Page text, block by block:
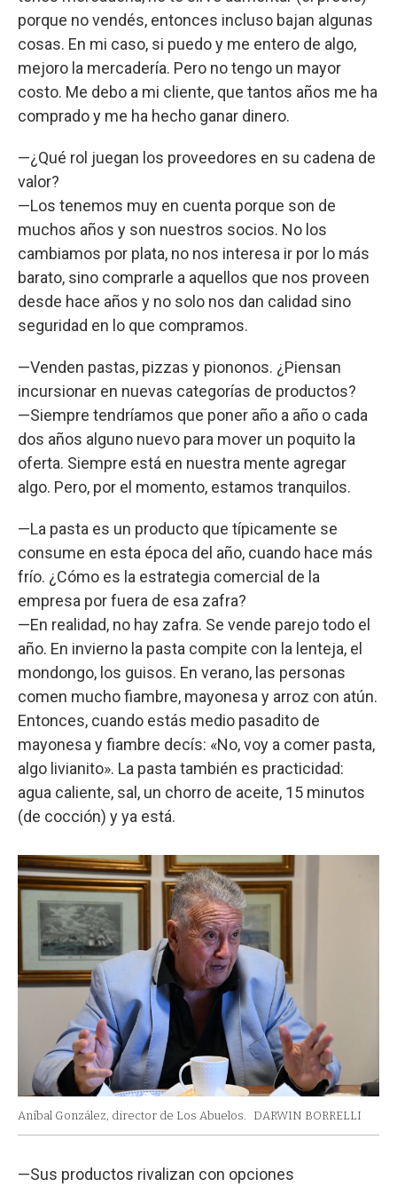
porque no vendés, entonces incluso bajan algunas
cosas. En mi caso, si puedo y me entero de algo,
mejoro la mercadería. Pero no tengo un mayor
costo. Me debo a mi cliente, que tantos años me ha
comprado y me ha hecho ganar dinero.
—¿Qué rol juegan los proveedores en su cadena de
valor?
—Los tenemos muy en cuenta porque son de
muchos años y son nuestros socios. No los
cambiamos por plata, no nos interesa ir por lo más
barato, sino comprarle a aquellos que nos proveen
desde hace años y no solo nos dan calidad sino
seguridad en lo que compramos.
—Venden pastas, pizzas y piononos. ¿Piensan
incursionar en nuevas categorías de productos?
—Siempre tendríamos que poner año a año o cada
dos años alguno nuevo para mover un poquito la
oferta. Siempre está en nuestra mente agregar
algo. Pero, por el momento, estamos tranquilos.
—La pasta es un producto que típicamente se
consume en esta época del año, cuando hace más
frío. ¿Cómo es la estrategia comercial de la
empresa por fuera de esa zafra?
—En realidad, no hay zafra. Se vende parejo todo el
año. En invierno la pasta compite con la lenteja, el
mondongo, los guisos. En verano, las personas
comen mucho fiambre, mayonesa y arroz con atún.
Entonces, cuando estás medio pasadito de
mayonesa y fiambre decís: «No, voy a comer pasta,
algo livianito». La pasta también es practicidad:
agua caliente, sal, un chorro de aceite, 15 minutos
(de cocción) y ya está.
Aníbal González, director de Los Abuelos. DARWIN BORRELLI
—Sus productos rivalizan con opciones